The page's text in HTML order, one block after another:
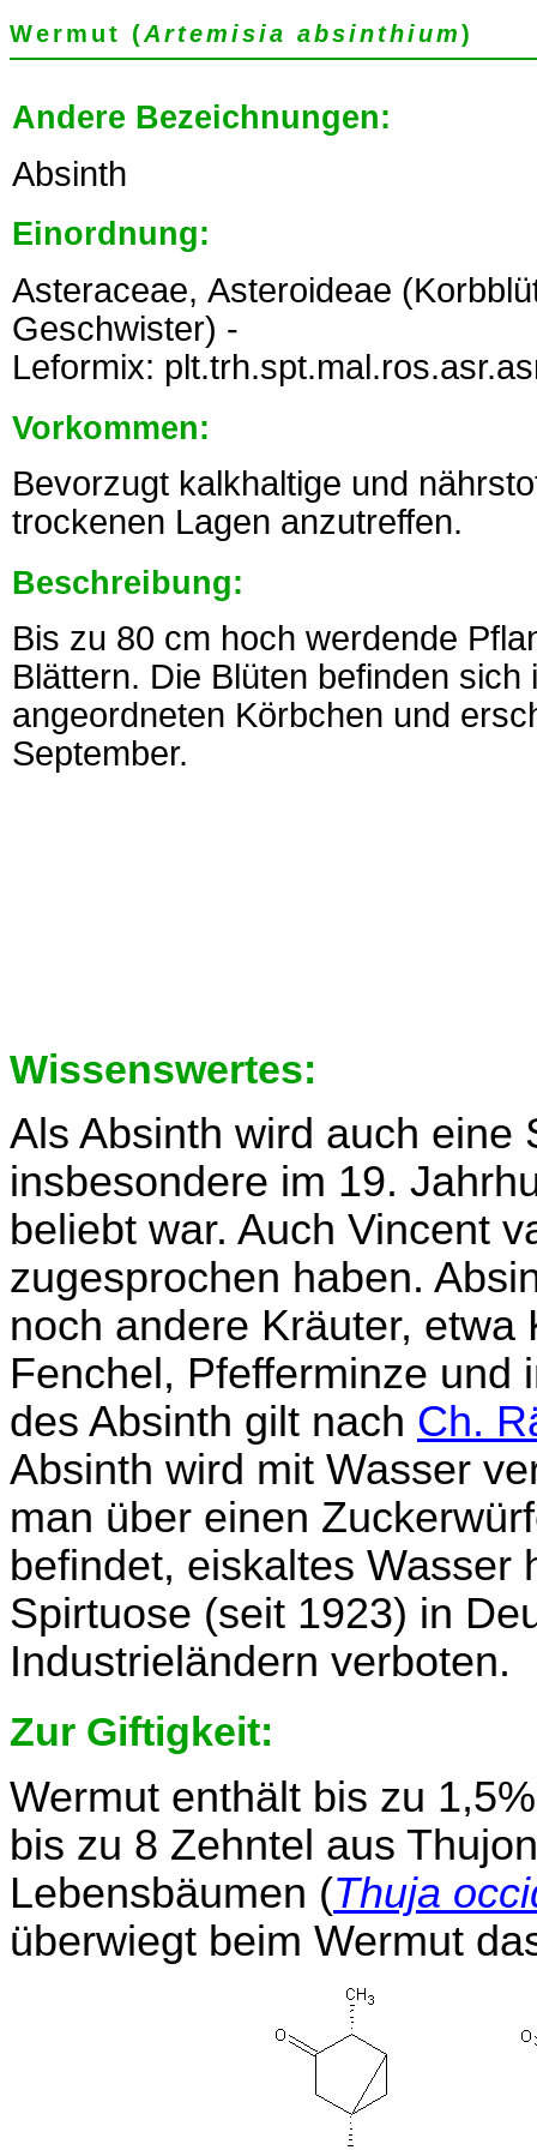
Wermut (Artemisia absinthium)
Andere Bezeichnungen:
Absinth
Einordnung:
Asteraceae, Asteroideae
Geschwister) -
Leformix:
Vorkommen:
Bevorzugt kalkhaltige und
trockenen Lagen anzutreffen.
Beschreibung:
Bis zu 80 cm hoch werdende
Blättern. Die Blüten befinden
angeordneten Körbchen und
September.
Wissenswertes:
Als Absinth wird auch eine
insbesondere im 19.
beliebt war. Auch Vincent
zugesprochen haben.
noch andere Kräuter, etwa
Fenchel, Pfefferminze und
des Absinth gilt nach Ch.
Absinth wird mit Wasser
man über einen
befindet, eiskaltes Wasser
Spirtuose (seit 1923) in
Industrieländern verboten.
Zur Giftigkeit:
Wermut enthält bis zu
bis zu 8 Zehntel aus
Lebensbäumen (Thuja
überwiegt beim Wermut